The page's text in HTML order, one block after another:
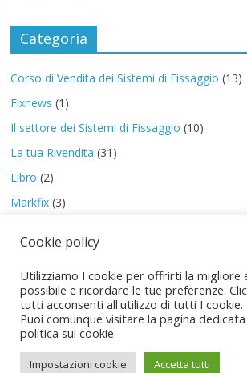
Categoria
Corso di Vendita dei Sistemi di Fissaggio (13)
Fixnews (1)
Il settore dei Sistemi di Fissaggio (10)
La tua Rivendita (31)
Libro (2)
Markfix (3)
Special Report(2)
Copyright © 2026
Tema:ColorMagdi ThemeGrill. Powered
Cookie policy
Utilizziamo I cookie per offrirti la migliore
possibile e ricordare le tue preferenze.
tutti acconsenti all'utilizzo di tutti I cookie.
Puoi comunque visitare la pagina
politica sui cookie.
Impostazioni cookie Accetta tutti